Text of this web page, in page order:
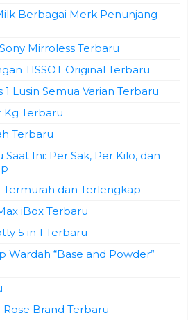
Berbagai Merk Penunjang
Mirroless Terbaru
TISSOT Original Terbaru
Lusin Semua Varian Terbaru
Terbaru
Terbaru
Ini: Per Sak, Per Kilo, dan
dan Terlengkap
iBox Terbaru
5 in 1 Terbaru
Wardah “Base and Powder”
Brand Terbaru